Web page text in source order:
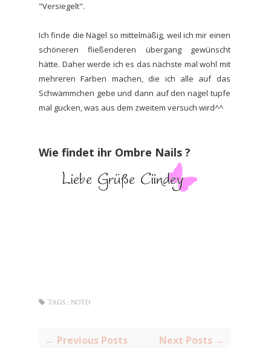
"Versiegelt".
Ich finde die Nägel so mittelmäßig, weil ich mir einen
schöneren fließenderen übergang gewünscht
hätte. Daher werde ich es das nächste mal wohl mit
mehreren Farben machen, die ich alle auf das
Schwämmchen gebe und dann auf den nagel tupfe
mal gucken, was aus dem zweitem versuch wird^^
Wie findet ihr Ombre Nails ?
TAGS : NOTD
← Previous Posts Next Posts →